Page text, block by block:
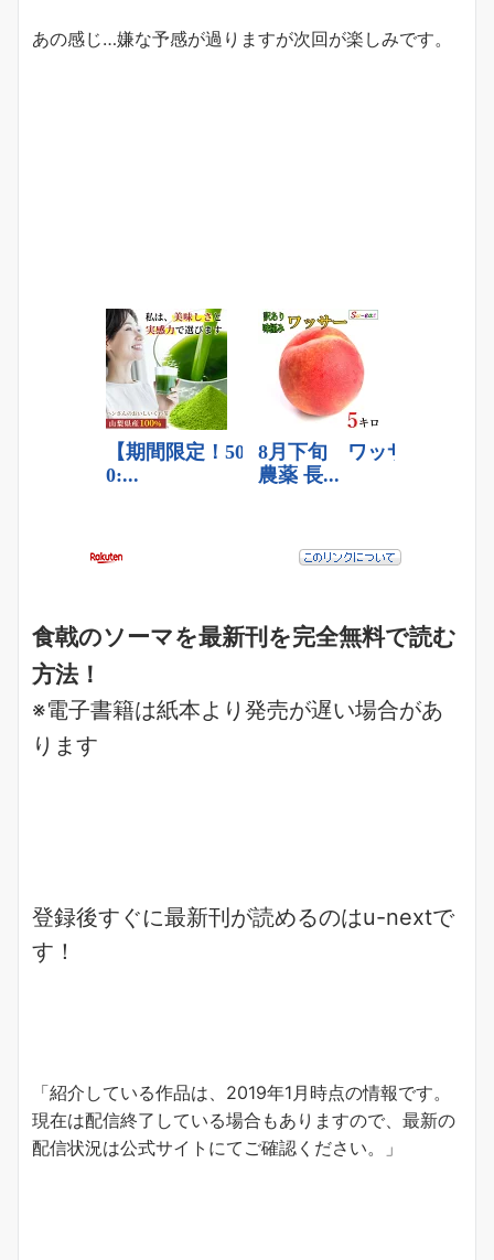
あの感じ…嫌な予感が過りますが次回が楽しみです。
食戟のソーマを最新刊を完全無料で読む
方法！
※電子書籍は紙本より発売が遅い場合があ
ります
登録後すぐに最新刊が読めるのはu-nextで
す！
「紹介している作品は、2019年1月時点の情報です。
現在は配信終了している場合もありますので、最新の
配信状況は公式サイトにてご確認ください。」